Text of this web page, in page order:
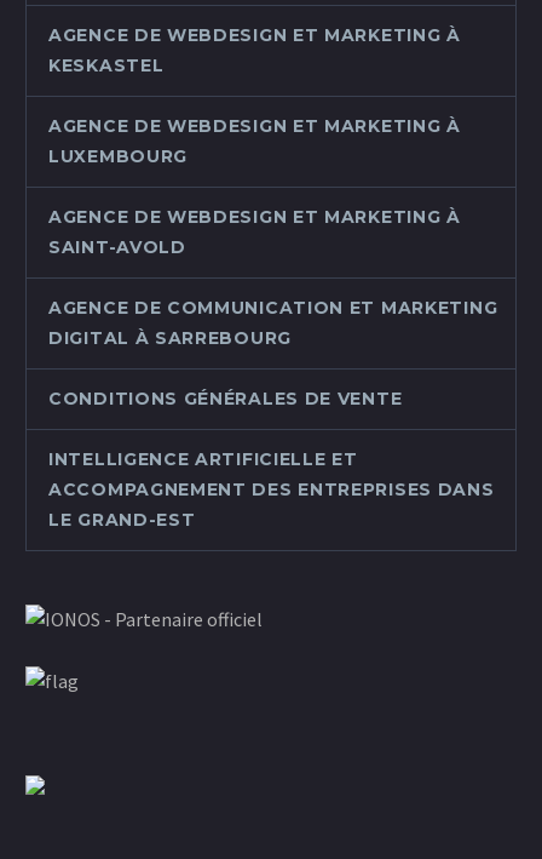
AGENCE DE WEBDESIGN ET MARKETING À
KESKASTEL
AGENCE DE WEBDESIGN ET MARKETING À
LUXEMBOURG
AGENCE DE WEBDESIGN ET MARKETING À
SAINT-AVOLD
AGENCE DE COMMUNICATION ET MARKETING
DIGITAL À SARREBOURG
CONDITIONS GÉNÉRALES DE VENTE
INTELLIGENCE ARTIFICIELLE ET
ACCOMPAGNEMENT DES ENTREPRISES DANS
LE GRAND-EST